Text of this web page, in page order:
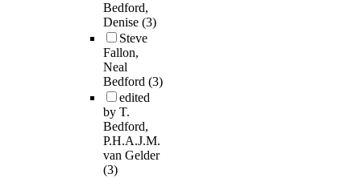
Bedford,
Denise (3)
Steve
Fallon,
Neal
Bedford (3)
edited
by T.
Bedford,
P.H.A.J.M.
van Gelder
(3)